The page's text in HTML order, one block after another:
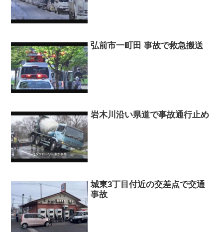
弘前市一町田 事故で救急搬送
岩木川沿い県道で事故通行止め
城東3丁目付近の交差点で交通
事故